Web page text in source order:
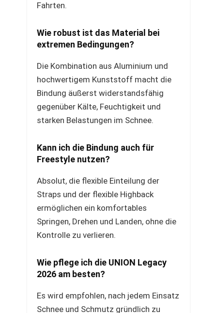
Fahrten.
Wie robust ist das Material bei
extremen Bedingungen?
Die Kombination aus Aluminium und
hochwertigem Kunststoff macht die
Bindung äußerst widerstandsfähig
gegenüber Kälte, Feuchtigkeit und
starken Belastungen im Schnee.
Kann ich die Bindung auch für
Freestyle nutzen?
Absolut, die flexible Einteilung der
Straps und der flexible Highback
ermöglichen ein komfortables
Springen, Drehen und Landen, ohne die
Kontrolle zu verlieren.
Wie pflege ich die UNION Legacy
2026 am besten?
Es wird empfohlen, nach jedem Einsatz
Schnee und Schmutz gründlich zu